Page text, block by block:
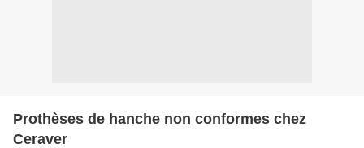
Prothèses de hanche non conformes chez
Ceraver